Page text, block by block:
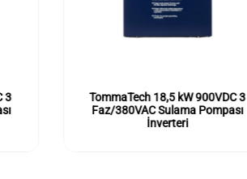
3
TommaTech 18,5 kW 900VDC 3
Faz/380VAC Sulama Pompası
İnverteri